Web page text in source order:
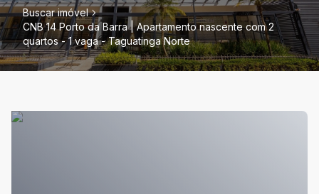
Buscar imóvel
CNB 14 Porto da Barra | Apartamento nascente com 2
quartos - 1 vaga - Taguatinga Norte